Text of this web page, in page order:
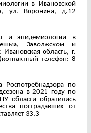
в Ивановской
ул. Воронина, д.12
и эпидемиологии в
Заволжском и
область, г.
телефон: 8
по
в 2021 году по
области обратились
пострадавших от
33,3